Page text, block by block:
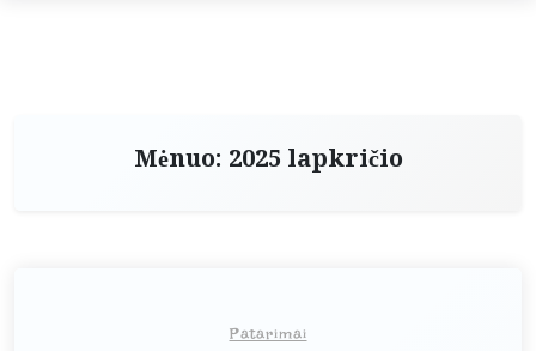
Mėnuo: 2025 lapkričio
Patarimai